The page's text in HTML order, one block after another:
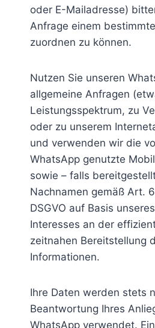
oder E-Mailadresse)
Anfrage einem
zuordnen zu können.
Nutzen Sie unseren
allgemeine Anfragen
Leistungsspektrum, zu
oder zu unserem
und verwenden wir die
WhatsApp genutzte
sowie – falls
Nachnamen gemäß Art.
DSGVO auf Basis
Interesses an der
zeitnahen Bereitstellung
Informationen.
Ihre Daten werden stets
Beantwortung Ihres
WhatsApp verwendet.